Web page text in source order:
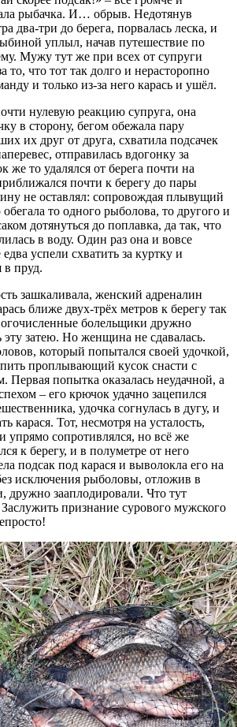
рыбачка. И… обрыв. Недотянув
два-три до берега, порвалась леска, и
уплыл, начав путешествие по
Мужу тут же при всех от супруги
то, что тот так долго и нерасторопно
и только из-за него карась и ушёл.
нулевую реакцию супруга, она
в сторону, бегом обежала пару
их друг от друга, схватила подсачек
отправилась вдогонку за
же то удалялся от берега почти на
почти к берегу до пары
не оставлял: сопровождая плывущий
то одного рыболова, то другого и
дотянуться до поплавка, да так, что
в воду. Один раз она и вовсе
успели схватить за куртку и
в пруд.
зашкаливала, женский адреналин
ближе двух-трёх метров к берегу так
болельщики дружно
эту затею. Но женщина не сдавалась.
который попытался своей удочкой,
проплывающий кусок снасти с
Первая попытка оказалась неудачной, а
– его крючок удачно зацепился
удочка согнулась в дугу, и
карася. Тот, несмотря на усталость,
упрямо сопротивлялся, но всё же
к берегу, и в полуметре от него
подсак под карася и выволокла его на
исключения рыболовы, отложив в
дружно зааплодировали. Что тут
признание сурового мужского